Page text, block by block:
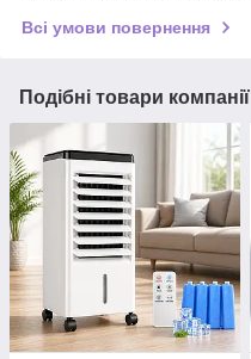
Всі умови повернення
Подібні товари компанії